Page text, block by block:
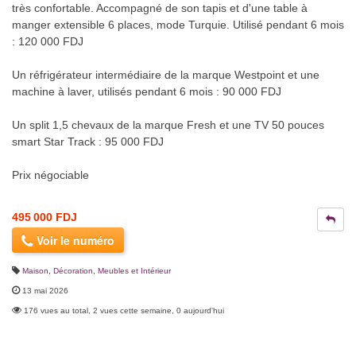
très confortable. Accompagné de son tapis et d'une table à
manger extensible 6 places, mode Turquie. Utilisé pendant 6 mois
: 120 000 FDJ
Un réfrigérateur intermédiaire de la marque Westpoint et une
machine à laver, utilisés pendant 6 mois : 90 000 FDJ
Un split 1,5 chevaux de la marque Fresh et une TV 50 pouces
smart Star Track : 95 000 FDJ
Prix négociable
495 000 FDJ
Voir le numéro
Maison, Décoration Meubles et Intérieur
13 mai 2026
176 vues au total, 2 vues cette semaine, 0 aujourd'hui